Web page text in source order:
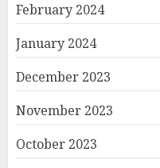
February 2024
January 2024
December 2023
November 2023
October 2023